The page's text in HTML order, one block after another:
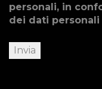
personali, in
dei dati personali